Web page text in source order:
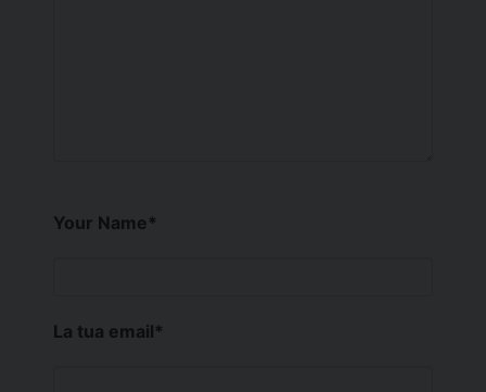
Your Name*
La tua email*